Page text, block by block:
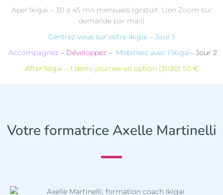
Aper’Ikigaï – 30 à 45 mn mensuels (gratuit. Lien Zoom sur
demande par mail)
Centrez-vous sur votre Ikigaï – Jour 1
Accompagnez– Développez– Mobilisez avec l’Ikigaï– Jour 2
After’Ikigaï – 1 demi-journée en option (3h30) 50 €
Votre formatrice Axelle Martinelli